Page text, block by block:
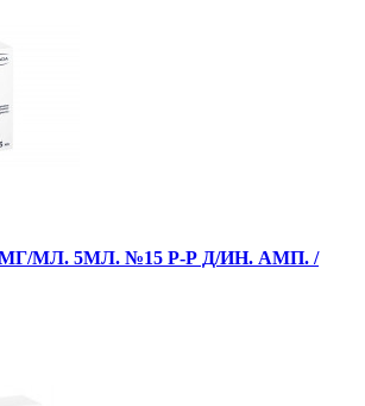
МЛ. 5МЛ. №15 Р-Р Д/ИН. АМП. /